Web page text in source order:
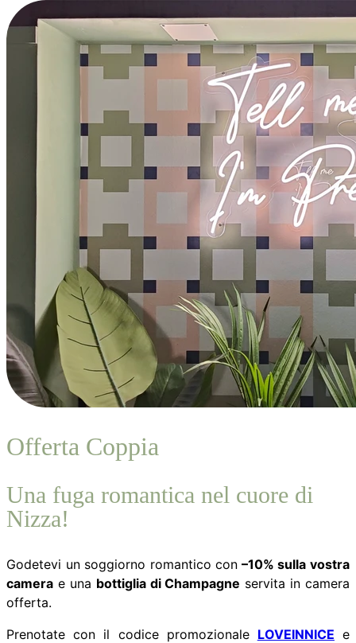
Offerta Coppia
Una fuga romantica nel cuore di
Nizza!
Godetevi un soggiorno romantico con –10% sulla vostra
camera e una bottiglia di Champagne servita in camera
offerta.
Prenotate con il codice promozionale LOVEINNICE e